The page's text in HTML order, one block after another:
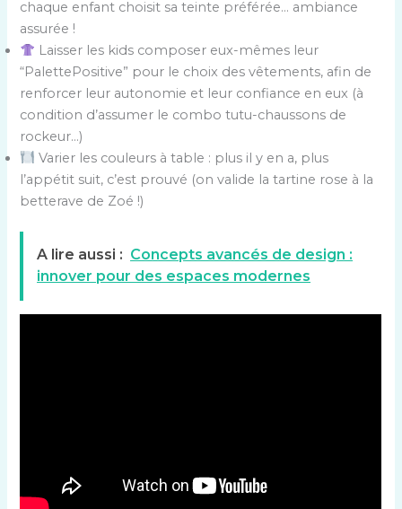
chaque enfant choisit sa teinte préférée… ambiance
assurée !
Laisser les kids composer eux-mêmes leur
“PalettePositive” pour le choix des vêtements, afin de
renforcer leur autonomie et leur confiance en eux (à
condition d’assumer le combo tutu-chaussons de
rockeur…)
Varier les couleurs à table : plus il y en a, plus
l’appétit suit, c’est prouvé (on valide la tartine rose à la
betterave de Zoé !)
A lire aussi : Concepts avancés de design :
innover pour des espaces modernes